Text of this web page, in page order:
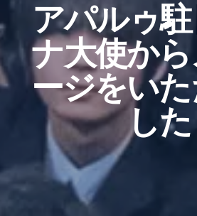
アパルゥ
ナ大使か
ージをい
した